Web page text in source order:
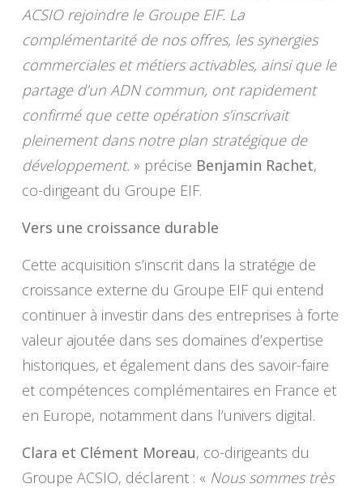
ACSIO rejoindre le Groupe EIF. La
complémentarité de nos offres, les synergies
commerciales et métiers activables, ainsi que le
partage d’un ADN commun, ont rapidement
confirmé que cette opération s’inscrivait
pleinement dans notre plan stratégique de
développement. » précise Benjamin Rachet,
co-dirigeant du Groupe EIF.
Vers une croissance durable
Cette acquisition s’inscrit dans la stratégie de
croissance externe du Groupe EIF qui entend
continuer à investir dans des entreprises à forte
valeur ajoutée dans ses domaines d’expertise
historiques, et également dans des savoir-faire
et compétences complémentaires en France et
en Europe, notamment dans l’univers digital.
Clara et Clément Moreau, co-dirigeants du
Groupe ACSIO, déclarent : « Nous sommes très